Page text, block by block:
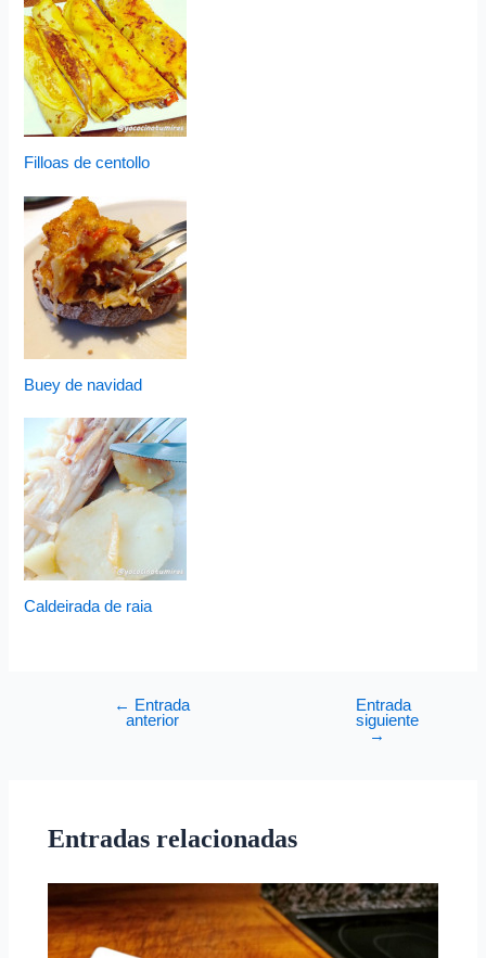
Filloas de centollo
Buey de navidad
Caldeirada de raia
← Entrada
anterior
Entrada
siguiente
→
Entradas relacionadas